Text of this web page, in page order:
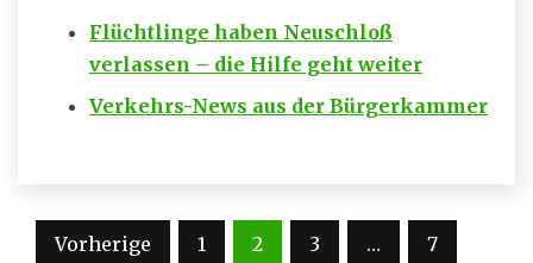
Flüchtlinge haben Neuschloß
verlassen – die Hilfe geht weiter
Verkehrs-News aus der Bürgerkammer
Seitennummerierung
Vorherige 1 2 3 …
7